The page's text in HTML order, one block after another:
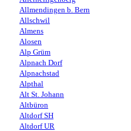
Allmendingen b. Bern
Allschwil
Almens
Alosen
Alp Grüm
Alpnach Dorf
Alpnachstad
Alpthal
Alt St. Johann
Altbüron
Altdorf SH
Altdorf UR